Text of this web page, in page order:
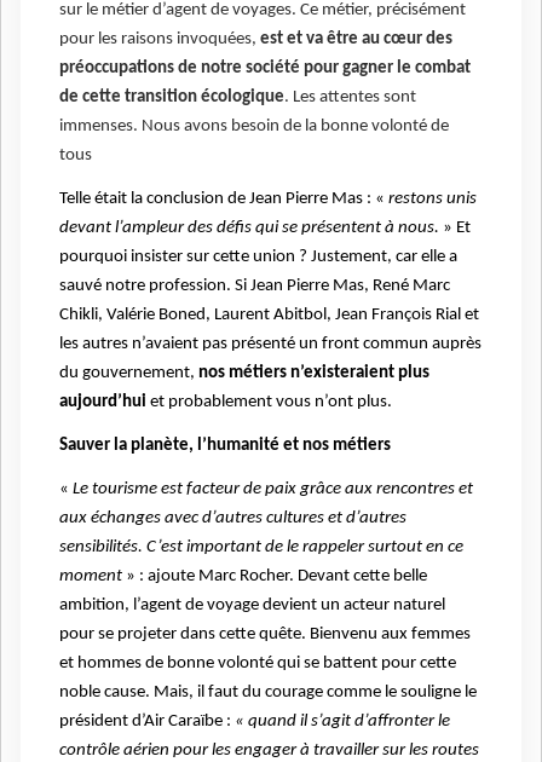
sur le métier d’agent de voyages. Ce métier, précisément
pour les raisons invoquées, est et va être au cœur des
préoccupations de notre société pour gagner le combat
de cette transition écologique. Les attentes sont
immenses. Nous avons besoin de la bonne volonté de
tous
Telle était la conclusion de Jean Pierre Mas : « restons unis
devant l’ampleur des défis qui se présentent à nous. » Et
pourquoi insister sur cette union ? Justement, car elle a
sauvé notre profession. Si Jean Pierre Mas, René Marc
Chikli, Valérie Boned, Laurent Abitbol, Jean François Rial et
les autres n’avaient pas présenté un front commun auprès
du gouvernement, nos métiers n’existeraient plus
aujourd’hui et probablement vous n’ont plus.
Sauver la planète, l’humanité et nos métiers
« Le tourisme est facteur de paix grâce aux rencontres et
aux échanges avec d’autres cultures et d’autres
sensibilités. C’est important de le rappeler surtout en ce
moment » : ajoute Marc Rocher. Devant cette belle
ambition, l’agent de voyage devient un acteur naturel
pour se projeter dans cette quête. Bienvenu aux femmes
et hommes de bonne volonté qui se battent pour cette
noble cause. Mais, il faut du courage comme le souligne le
président d’Air Caraïbe : « quand il s’agit d’affronter le
contrôle aérien pour les engager à travailler sur les routes